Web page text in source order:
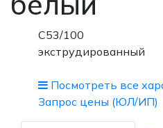
С53/100
экструдированный
Посмотреть все
Запрос цены (ЮЛ/ИП)